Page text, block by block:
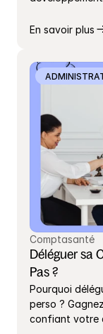
En savoir plus
Comptasanté
Déléguer sa
Pas ?
Pourquoi
perso ?
confiant votre